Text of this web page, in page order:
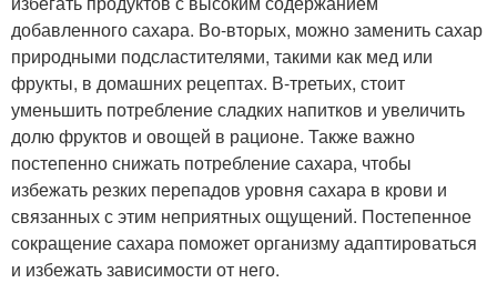
добавленного сахара. Во-вторых, можно заменить сахар
природными подсластителями, такими как мед или
фрукты, в домашних рецептах. В-третьих, стоит
уменьшить потребление сладких напитков и увеличить
долю фруктов и овощей в рационе. Также важно
постепенно снижать потребление сахара, чтобы
избежать резких перепадов уровня сахара в крови и
связанных с этим неприятных ощущений. Постепенное
сокращение сахара поможет организму адаптироваться
и избежать зависимости от него.